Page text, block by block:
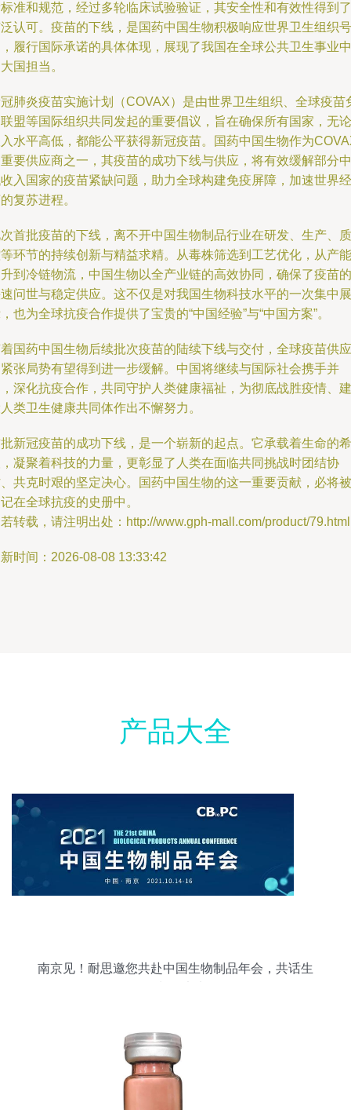
准和规范，经过多轮临床试验验证，其安全性和有效性得到了
认可。疫苗的下线，是国药中国生物积极响应世界卫生组织号
履行国际承诺的具体体现，展现了我国在全球公共卫生事业中
国担当。
肺炎疫苗实施计划（COVAX）是由世界卫生组织、全球疫苗
盟等国际组织共同发起的重要倡议，旨在确保所有国家，无论
水平高低，都能公平获得新冠疫苗。国药中国生物作为
要供应商之一，其疫苗的成功下线与供应，将有效缓解部分中
入国家的疫苗紧缺问题，助力全球构建免疫屏障，加速世界经
复苏进程。
首批疫苗的下线，离不开中国生物制品行业在研发、生产、质
环节的持续创新与精益求精。从毒株筛选到工艺优化，从产能
到冷链物流，中国生物以全产业链的高效协同，确保了疫苗的
问世与稳定供应。这不仅是对我国生物科技水平的一次集中展
也为全球抗疫合作提供了宝贵的“中国经验”与“中国方案”。
国药中国生物后续批次疫苗的陆续下线与交付，全球疫苗供应
张局势有望得到进一步缓解。中国将继续与国际社会携手并
深化抗疫合作，共同守护人类健康福祉，为彻底战胜疫情、建
类卫生健康共同体作出不懈努力。
新冠疫苗的成功下线，是一个崭新的起点。它承载着生命的希
凝聚着科技的力量，更彰显了人类在面临共同挑战时团结协
共克时艰的坚定决心。国药中国生物的这一重要贡献，必将被
在全球抗疫的史册中。
转载，请注明出处：http://www.gph-mall.com/product/79.html
时间：2026-08-08 13:33:42
产品大全
南京见！耐思邀您共赴中国生物制品年会，共话生